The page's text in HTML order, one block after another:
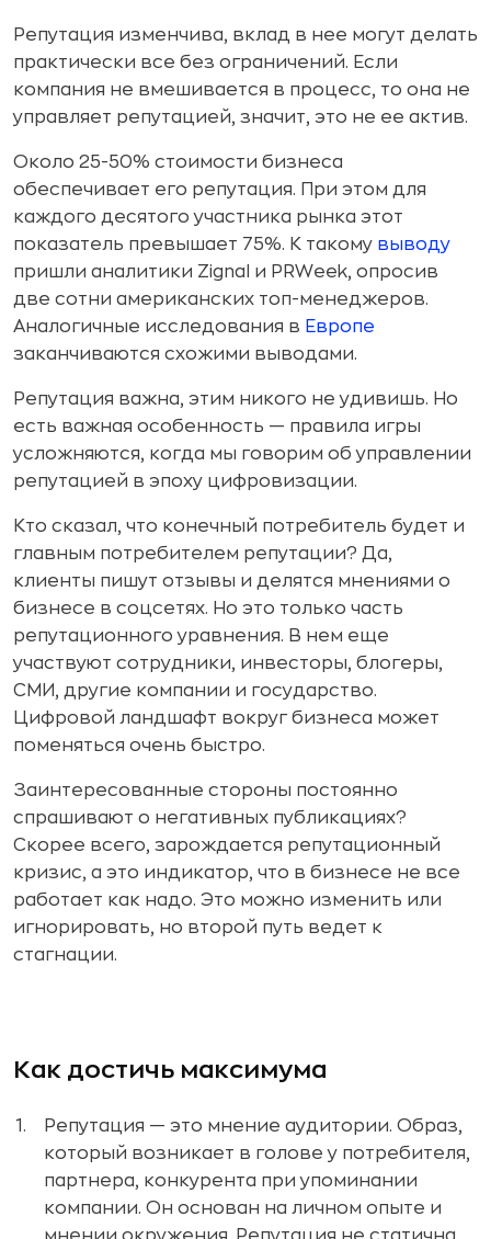
Репутация изменчива, вклад в нее могут делать
практически все без ограничений. Если
компания не вмешивается в процесс, то она не
управляет репутацией, значит, это не ее актив.
Около 25-50% стоимости бизнеса
обеспечивает его репутация. При этом для
каждого десятого участника рынка этот
показатель превышает 75%. К такому выводу
пришли аналитики Zignal и PRWeek, опросив
две сотни американских топ-менеджеров.
Аналогичные исследования в Европе
заканчиваются схожими выводами.
Репутация важна, этим никого не удивишь. Но
есть важная особенность — правила игры
усложняются, когда мы говорим об управлении
репутацией в эпоху цифровизации.
Кто сказал, что конечный потребитель будет и
главным потребителем репутации? Да,
клиенты пишут отзывы и делятся мнениями о
бизнесе в соцсетях. Но это только часть
репутационного уравнения. В нем еще
участвуют сотрудники, инвесторы, блогеры,
СМИ, другие компании и государство.
Цифровой ландшафт вокруг бизнеса может
поменяться очень быстро.
Заинтересованные стороны постоянно
спрашивают о негативных публикациях?
Скорее всего, зарождается репутационный
кризис, а это индикатор, что в бизнесе не все
работает как надо. Это можно изменить или
игнорировать, но второй путь ведет к
стагнации.
Как достичь максимума
Репутация — это мнение аудитории. Образ,
который возникает в голове у потребителя,
партнера, конкурента при упоминании
компании. Он основан на личном опыте и